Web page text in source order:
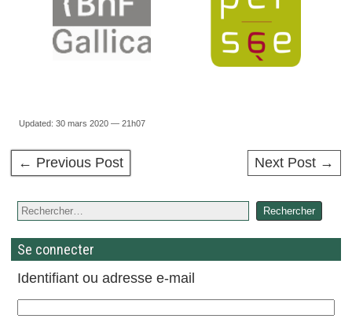
Updated: 30 mars 2020 — 21h07
← Previous Post Next Post →
Se connecter
Identifiant ou adresse e-mail